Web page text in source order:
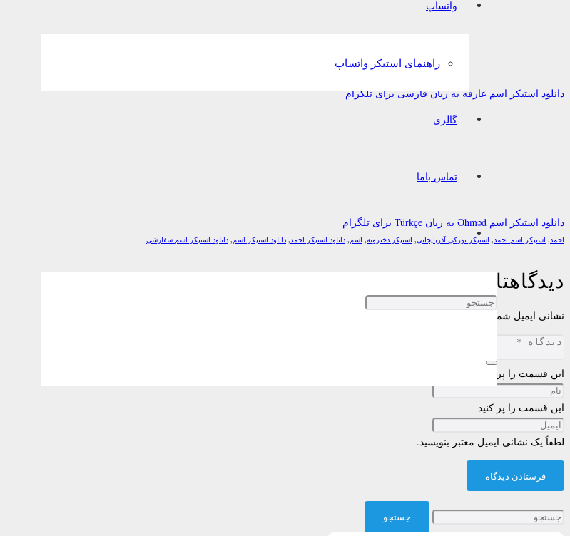
واتساپ
راهنمای استیکر واتساپ
گالری
تماس باما
دانلود استیکر اسم عارفه به زبان فارسی برای تلگرام
دانلود استیکر اسم Əhməd به زبان Türkçe برای تلگرام
احمد, استیکر اسم احمد, استیکر تورکی آذربایجانی, استیکر دخترونه, اسم, دانلود استیکر احمد, دانلود استیکر اسم, دانلود استیکر اسم سفارشی
دیدگاهتان را بنویسید
نشانی ایمیل شما منتشر نخواهد شد.
این قسمت را پر کنید
این قسمت را پر کنید
لطفاً یک نشانی ایمیل معتبر بنویسید.
فرستادن دیدگاه
جستجو
برای: